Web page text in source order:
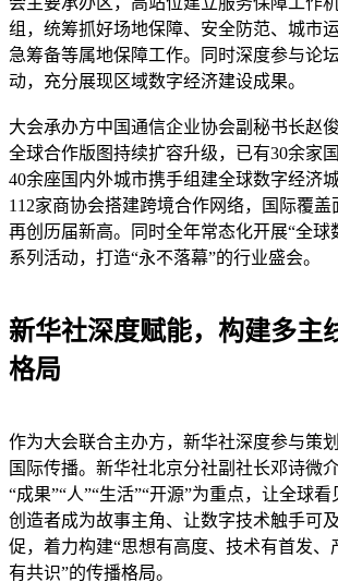
组，统筹抓好场地保障、安全防范、城市
急筹备等属地保障工作。同时深度参与论
动，充分展现区域数字经济建设成果。
大会承办方中国通信企业协会副秘书长赵
全球合作版图持续扩容升级，已有30余家
40余座国内外城市携手组建全球数字经济
112家商协会搭建跨境合作网络，国际覆
再创历届新高。同时全年常态化开展“全球
系列活动，打造“永不落幕”的行业盛会。
新华社深度赋能，构建多主
格局
作为大会联合主办方，新华社深度参与策
国际传播。新华社北京分社副社长邓诗微
“成果”“人”“生活”“开源”为重点，让全球
创造者成为故事主角、让数字技术触手可
促，着力构建“思想有高度、技术有首发、
有共识”的传播格局。